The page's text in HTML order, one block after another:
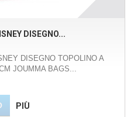
DISEGNO...
DISEGNO TOPOLINO A
JOUMMA BAGS...
PIÙ